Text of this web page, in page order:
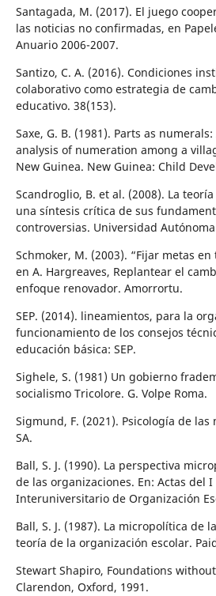
Santagada, M. (2017). El juego
las noticias no confirmadas, en
Anuario 2006-2007.
Santizo, C. A. (2016). Condiciones
colaborativo como estrategia de
educativo. 38(153).
Saxe, G. B. (1981). Parts as
analysis of numeration among a
New Guinea. New Guinea: Child
Scandroglio, B. et al. (2008). La
una síntesis crítica de sus
controversias. Universidad
Schmoker, M. (2003). “Fijar metas
en A. Hargreaves, Replantear el
enfoque renovador. Amorrortu.
SEP. (2014). lineamientos, para la
funcionamiento de los consejos
educación básica: SEP.
Sighele, S. (1981) Un gobierno
socialismo Tricolore. G. Volpe Roma.
Sigmund, F. (2021). Psicología de las
SA.
Ball, S. J. (1990). La perspectiva
de las organizaciones. En: Actas del I
Interuniversitario de Organización
Ball, S. J. (1987). La micropolítica de
teoría de la organización escolar.
Stewart Shapiro, Foundations
Clarendon, Oxford, 1991.